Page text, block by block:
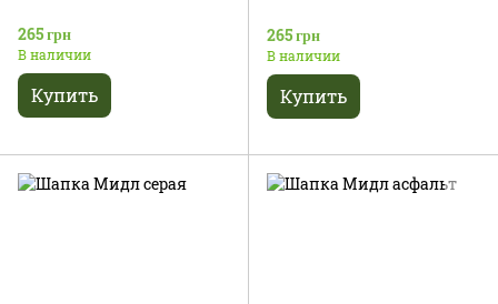
265 грн
В наличии
Купить
265 грн
В наличии
Купить